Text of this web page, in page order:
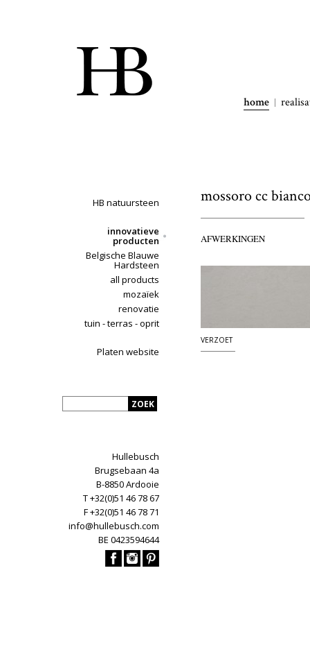
home
HB natuursteen
innovatieve
producten
Belgische Blauwe
Hardsteen
all products
mozaïek
renovatie
tuin - terras - oprit
Platen website
Hullebusch
Brugsebaan 4a
B-8850 Ardooie
T +32(0)51 46 78 67
F +32(0)51 46 78 71
info@hullebusch.com
BE 0423594644
mossoro cc
AFWERKINGEN
VERZOET